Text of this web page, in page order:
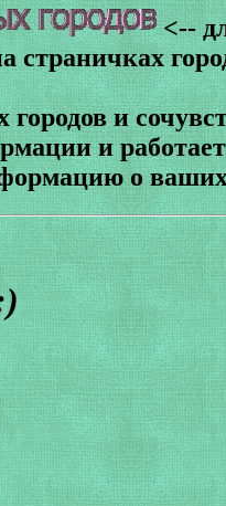
<--
страничках
и
и
о